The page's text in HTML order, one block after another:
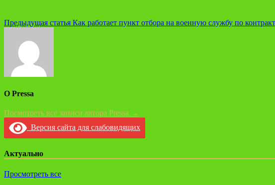
Навигация
записям
Предыдущая статья Как работает пункт отбора на военную службу по
О Pressa
Посмотреть все записи автора Pressa →
Версия сайта для слабовидящих
Актуально
Просмотреть все